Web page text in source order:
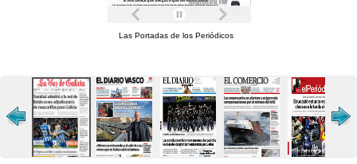
Las Portadas de los Periódicos